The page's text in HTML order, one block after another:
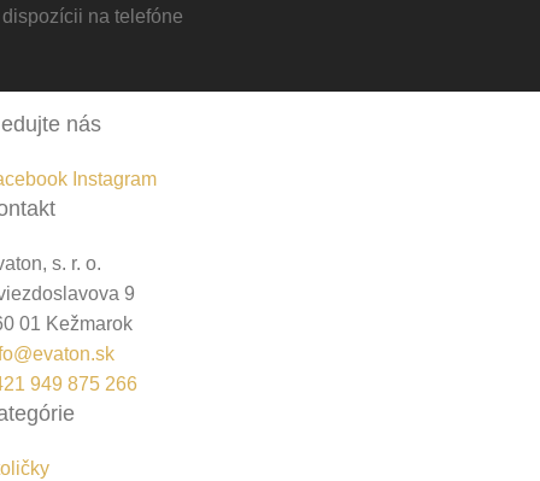
na telefóne
nás
Instagram
s. r. o.
9
01 Kežmarok
949 875 266